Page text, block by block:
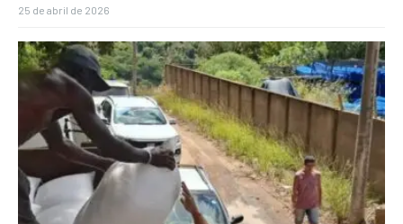
25 de abril de 2026